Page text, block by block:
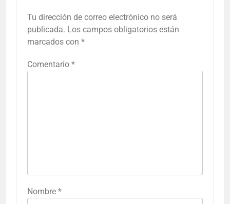
Tu dirección de correo electrónico no será
publicada. Los campos obligatorios están
marcados con *
Comentario *
Nombre *